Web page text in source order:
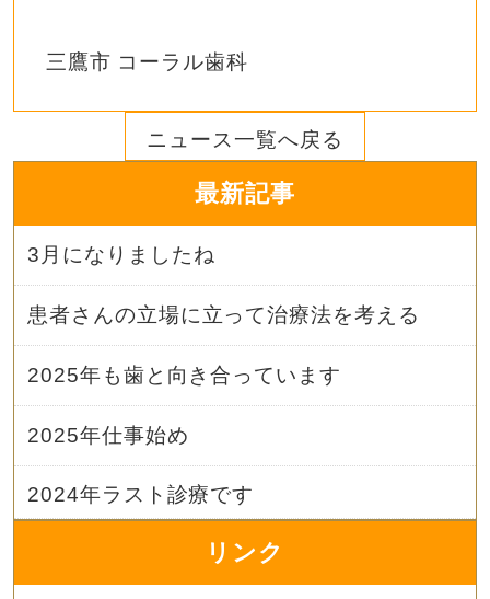
三鷹市 コーラル歯科
ニュース一覧へ戻る
最新記事
3月になりましたね
患者さんの立場に立って治療法を考える
2025年も歯と向き合っています
2025年仕事始め
2024年ラスト診療です
リンク